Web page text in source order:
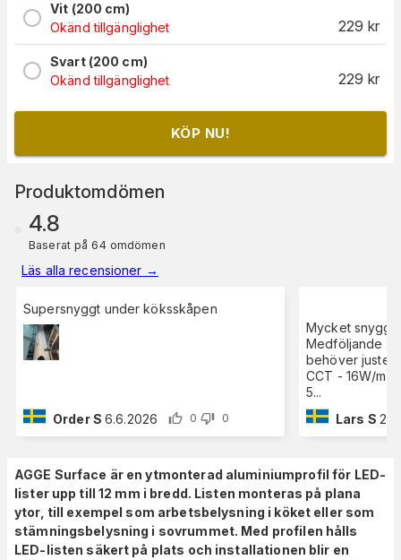
Vit (200 cm)
Okänd tillgänglighet
229 kr
Svart (200 cm)
Okänd tillgänglighet
229 kr
KÖP NU!
Produktomdömen
4.8
Baserat på 64 omdömen
Läs alla recensioner →
Supersnyggt under köksskåpen
Order S 6.6.2026 0 0
Mycket snyggt
Medföljande
behöver
CCT - 16W/m /
5...
Lars S
AGGE Surface är en ytmonterad aluminiumprofil för LED-
lister upp till 12 mm i bredd. Listen monteras på plana
ytor, till exempel som arbetsbelysning i köket eller som
stämningsbelysning i sovrummet. Med profilen hålls
LED-listen säkert på plats och installationen blir en